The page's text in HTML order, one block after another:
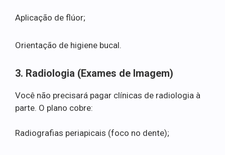
Aplicação de flúor;
Orientação de higiene bucal.
3. Radiologia (Exames de Imagem)
Você não precisará pagar clínicas de radiologia à
parte. O plano cobre:
Radiografias periapicais (foco no dente);